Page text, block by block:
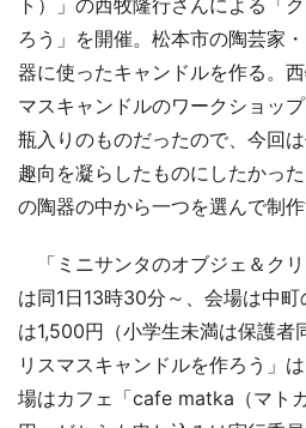
ろう」を開催。松本市の陶芸家
器に使ったキャンドルを作る。
マスキャンドルのワークショッ
瓶入りのものだったので、今回
趣向を凝らしたものにしたかっ
の陶器の中から一つを選んで制作
「ミニサンタのオブジェ＆クリ
は同1日13時30分～、会場は中
は1,500円（小学生未満は保護者
リスマスキャンドルを作ろう」
場はカフェ「cafe matka（マト